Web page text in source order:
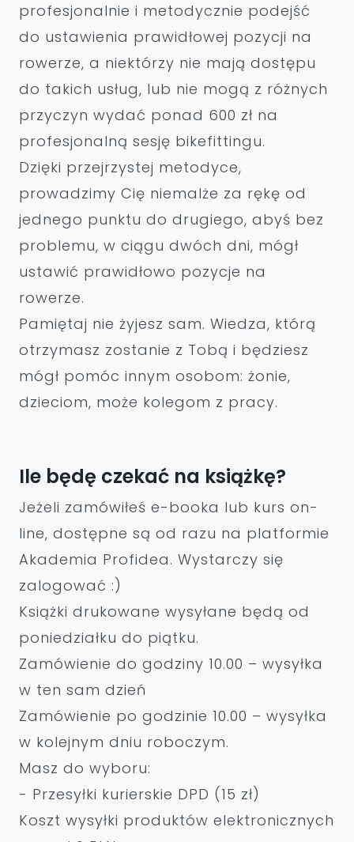
profesjonalnie i metodycznie podejść
do ustawienia prawidłowej pozycji na
rowerze, a niektórzy nie mają dostępu
do takich usług, lub nie mogą z różnych
przyczyn wydać ponad 600 zł na
profesjonalną sesję bikefittingu.
Dzięki przejrzystej metodyce,
prowadzimy Cię niemalże za rękę od
jednego punktu do drugiego, abyś bez
problemu, w ciągu dwóch dni, mógł
ustawić prawidłowo pozycje na
rowerze.
Pamiętaj nie żyjesz sam. Wiedza, którą
otrzymasz zostanie z Tobą i będziesz
mógł pomóc innym osobom: żonie,
dzieciom, może kolegom z pracy.
Ile będę czekać na książkę?
Jeżeli zamówiłeś e-booka lub kurs on-
line, dostępne są od razu na platformie
Akademia Profidea. Wystarczy się
zalogować :)
Książki drukowane wysyłane będą od
poniedziałku do piątku.
Zamówienie do godziny 10.00 – wysyłka
w ten sam dzień
Zamówienie po godzinie 10.00 – wysyłka
w kolejnym dniu roboczym.
Masz do wyboru:
- Przesyłki kurierskie DPD (15 zł)
Koszt wysyłki produktów elektronicznych